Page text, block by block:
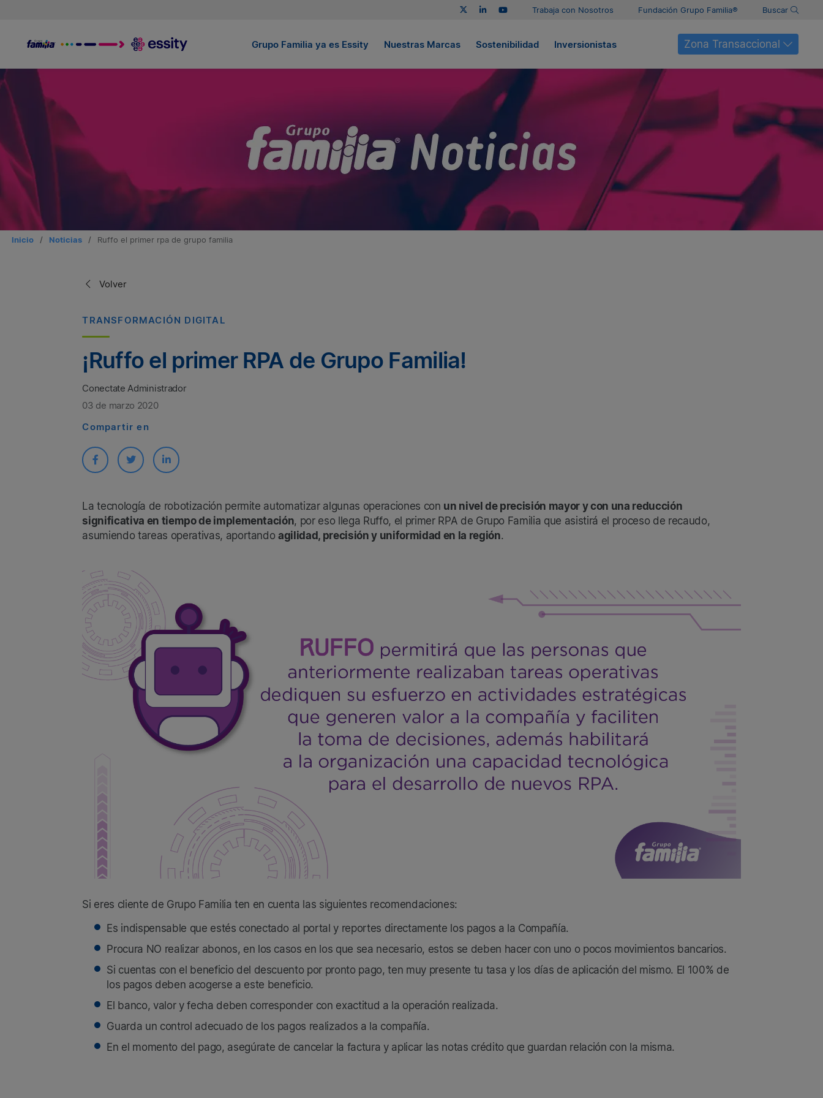
Trabaja con Nosotros Fundación Grupo Familia® Buscar
Grupo Familia ya es Essity Nuestras Marcas Sostenibilidad Inversionistas Zona Transaccional
Inicio / Noticias / Ruffo el primer rpa de grupo familia
Volver
TRANSFORMACIÓN DIGITAL
¡Ruffo el primer RPA de Grupo Familia!
Conectate Administrador
03 de marzo 2020
Compartir en
​La tecnología de robotización permite automatizar algunas operaciones con un nivel de precisión mayor y con una reducción
significativa en tiempo de implementación, por eso llega Ruffo, el primer RPA de Grupo Familia que asistirá el proceso de recaudo,
asumiendo tareas operativas, aportandoagilidad, precisión y uniformidad en la región.
Si eres cliente de Grupo Familia ten en cuenta las siguientes recomendaciones:
Es indispensable que estés conectado al portal y reportes directamente los pagos a la Compañía.
Procura NO realizar abonos, en los casos en los que sea necesario, estos se deben hacer con uno o pocos movimientos bancarios.
Si cuentas con el beneficio del descuento por pronto pago, ten muy presente tu tasa y los días de aplicación del mismo. El 100% de
los pagos deben acogerse a este beneficio.
El banco, valor y fecha deben corresponder con exactitud a la operación realizada.
Guarda un control adecuado de los pagos realizados a la compañía.
En el momento del pago, asegúrate de cancelar la factura y aplicar las notas crédito que guardan relación con la misma.